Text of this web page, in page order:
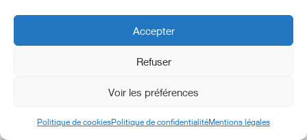
Accepter
Refuser
Voir les préférences
Politique de cookiesPolitique de confidentialitéMentions légales